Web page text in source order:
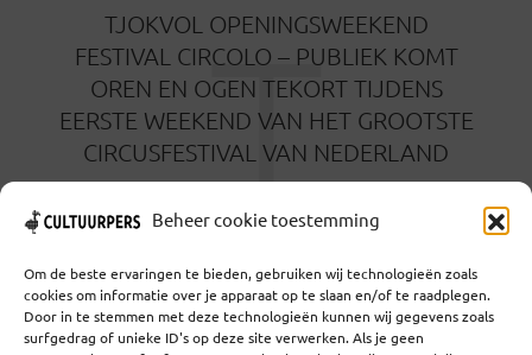
Beheer cookie toestemming
Om de beste ervaringen te bieden, gebruiken wij technologieën zoals
cookies om informatie over je apparaat op te slaan en/of te raadplegen.
Door in te stemmen met deze technologieën kunnen wij gegevens zoals
surfgedrag of unieke ID's op deze site verwerken. Als je geen
TJOKVOL OPENINGSWEEKEND
FESTIVAL CIRCOLO – PUBLIEK KOMT
OREN EN OGEN TEKORT TIJDENS
EERSTE WEEKEND VAN HET GROOTSTE
CIRCUSFESTIVAL VAN NEDERLAND
T